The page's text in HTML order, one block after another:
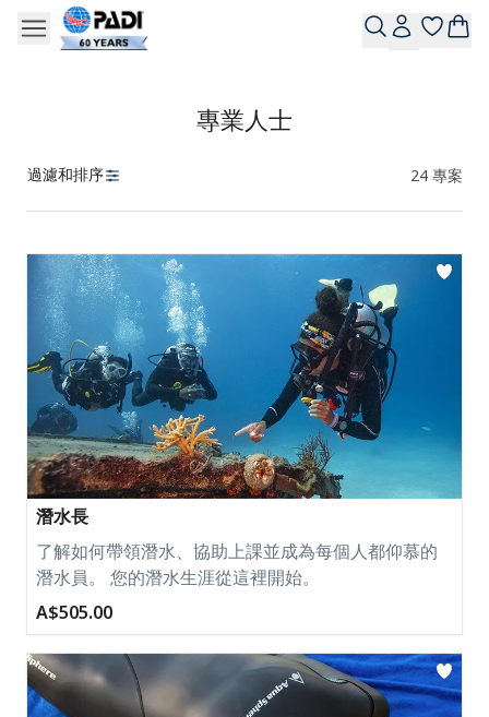
專業人士
過濾和排序 24 專案
產品
潛水長
了解如何帶領潛水、協助上課並成為每個人都仰慕的
潛水員。 您的潛水生涯從這裡開始。
A$505.00